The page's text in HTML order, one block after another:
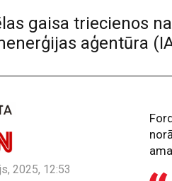
gaisa triecienos
aģentūra
2025, 12:53